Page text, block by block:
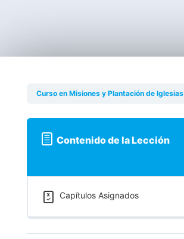
Curso en Misiones y Plantación de Iglesias
Contenido de la Lección
Capítulos Asignados